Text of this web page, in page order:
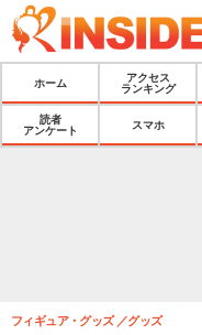
ホーム
アクセス
ランキング
読者
アンケート
スマホ
フィギュア・グッズ グッズ